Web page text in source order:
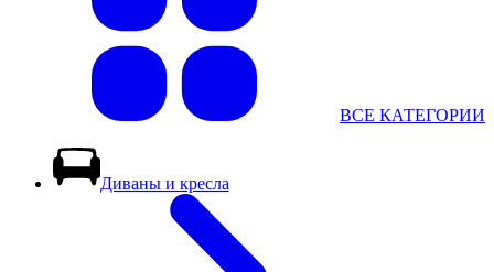
ВСЕ КАТЕГОРИИ
Диваны и кресла